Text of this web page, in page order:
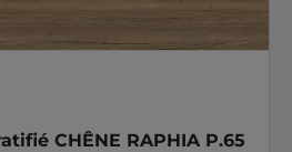
CHÊNE RAPHIA P.65